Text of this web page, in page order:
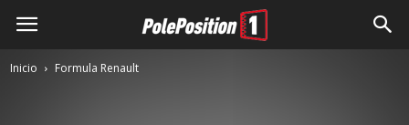
Inicio Formula Renault